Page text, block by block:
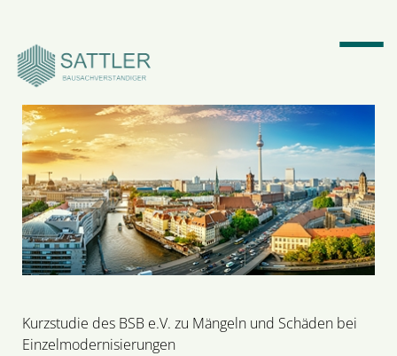
Suchbegriffe SUCHEN
Kurzstudie des BSB e.V. zu Mängeln und Schäden bei
Einzelmodernisierungen